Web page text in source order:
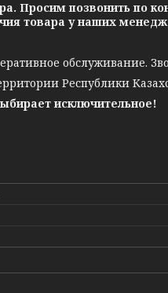
Просим позвонить по
товара у наших
обслуживание.
Республики
исключительное!